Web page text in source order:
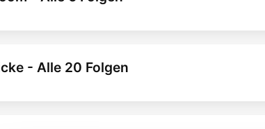
- Alle 20 Folgen